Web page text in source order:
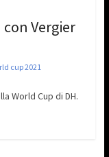
Vergier
cup 2021
World Cup di DH.